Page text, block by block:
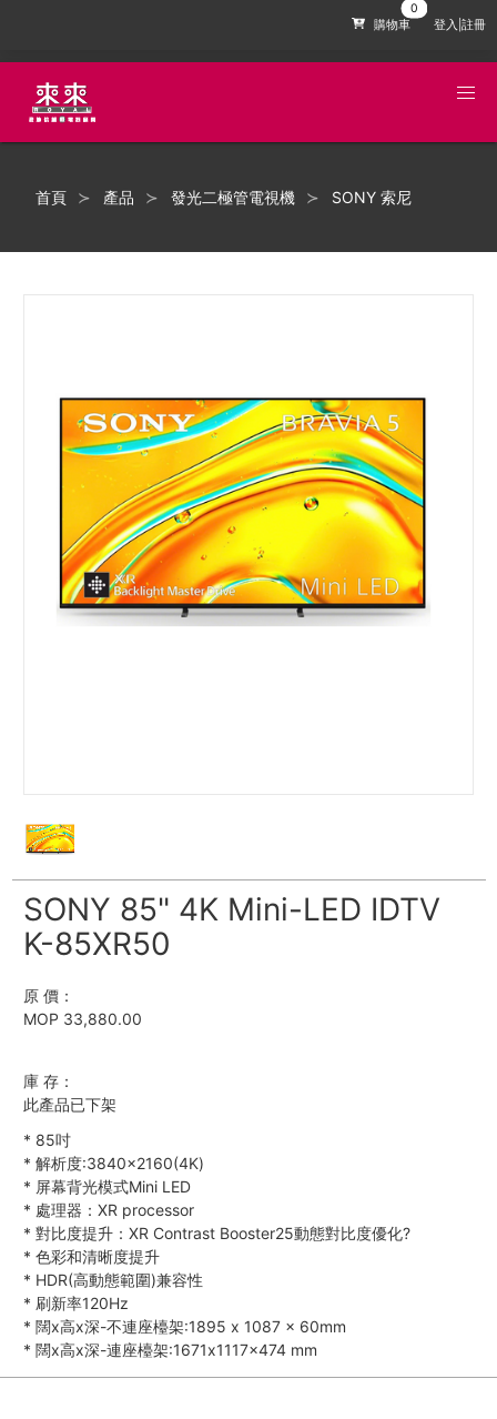
購物車 登入|註冊
首頁 產品 發光二極管電視機 SONY 索尼
SONY 85" 4K Mini-LED IDTV
K-85XR50
原 價：
MOP 33,880.00
庫 存：
此產品已下架
* 85吋
* 解析度:3840×2160(4K)
* 屏幕背光模式Mini LED
* 處理器：XR processor
* 對比度提升：XR Contrast Booster25動態對比度優化?
* 色彩和清晰度提升
* HDR(高動態範圍)兼容性
* 刷新率120Hz
* 闊x高x深-不連座檯架:1895 x 1087 x 60mm
* 闊x高x深-連座檯架:1671x1117x474 mm